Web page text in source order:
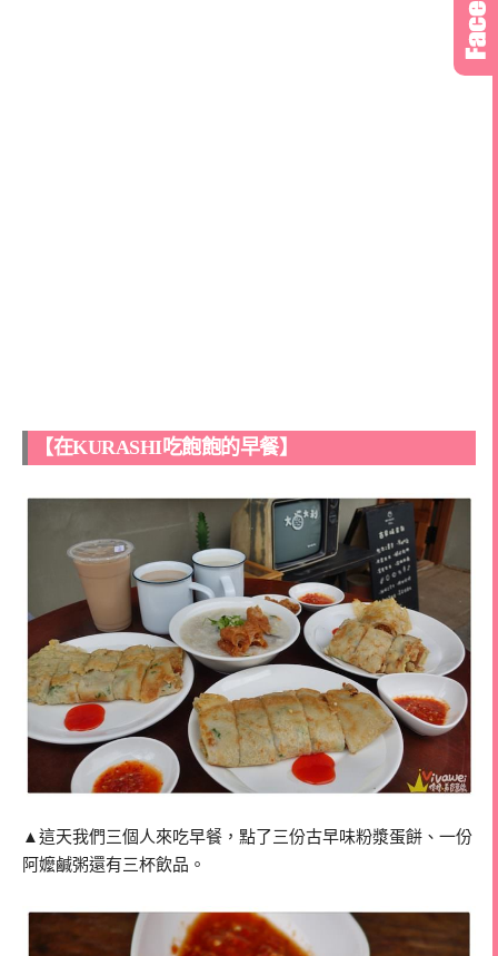
【在KURASHI吃飽飽的早餐】
▲這天我們三個人來吃早餐，點了三份古早味粉漿蛋餅、一份
阿嬤鹹粥還有三杯飲品。